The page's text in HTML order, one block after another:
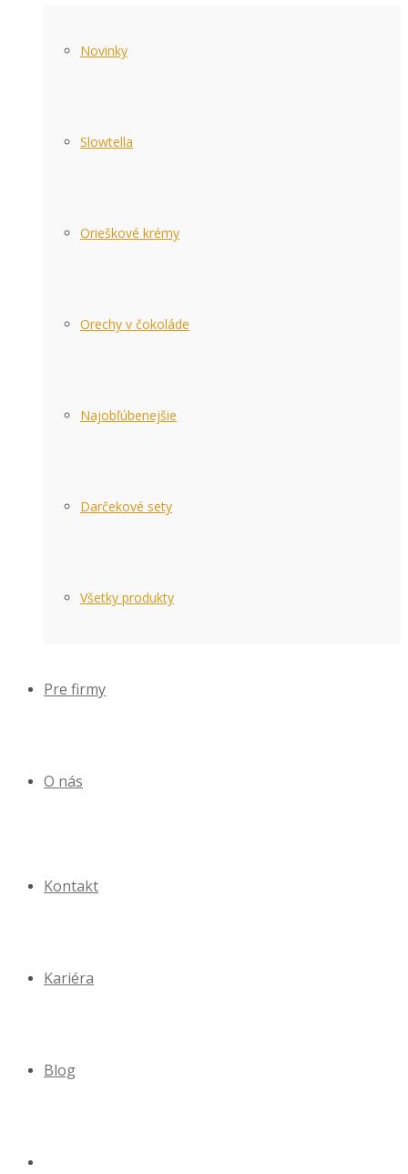
Novinky
Slowtella
Orieškové krémy
Orechy v čokoláde
Najobľúbenejšie
Darčekové sety
Všetky produkty
Pre firmy
O nás
Kontakt
Kariéra
Blog